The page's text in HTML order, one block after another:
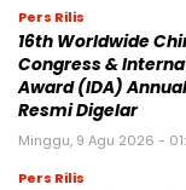
Pers Rilis
16th Worldwide
Congress &
Award (IDA)
Resmi Digelar
Minggu, 9 Agu 2026 -
Pers Rilis